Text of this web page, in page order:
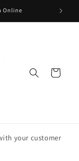
Online
Carrito
your customer